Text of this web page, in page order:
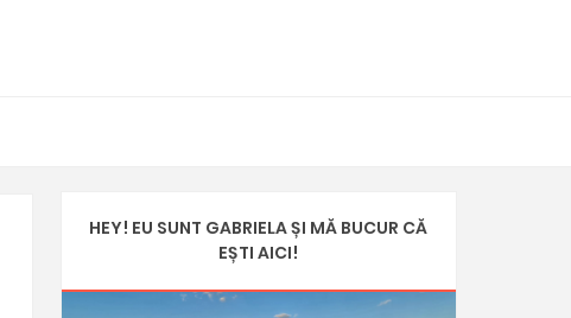
HEY! EU SUNT GABRIELA ȘI MĂ BUCUR CĂ
EȘTI AICI!